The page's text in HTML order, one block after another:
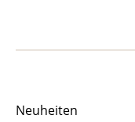
Neuheiten